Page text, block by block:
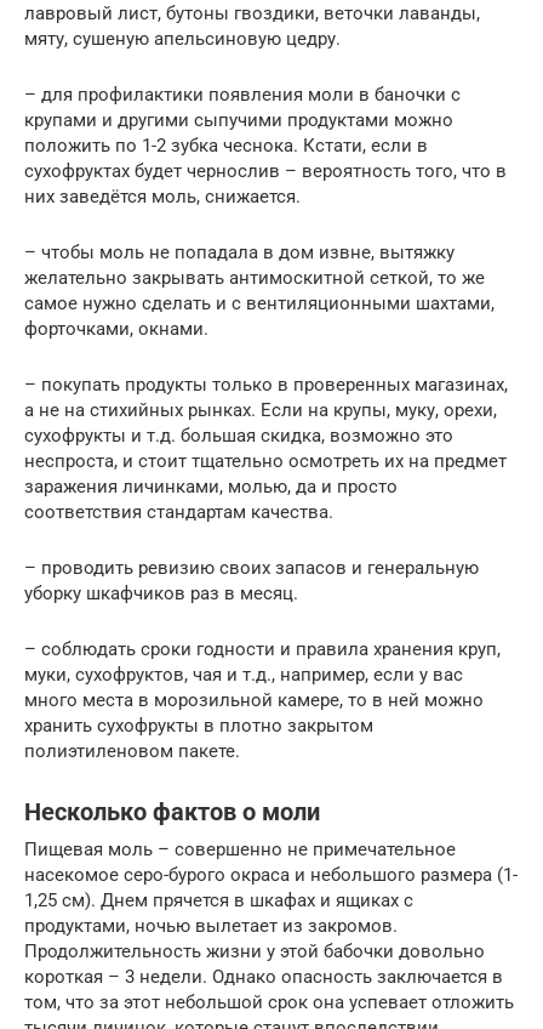
лавровый лист, бутоны гвоздики, веточки лаванды,
мяту, сушеную апельсиновую цедру.
– для профилактики появления моли в баночки с
крупами и другими сыпучими продуктами можно
положить по 1-2 зубка чеснока. Кстати, если в
сухофруктах будет чернослив – вероятность того, что в
них заведётся моль, снижается.
– чтобы моль не попадала в дом извне, вытяжку
желательно закрывать антимоскитной сеткой, то же
самое нужно сделать и с вентиляционными шахтами,
форточками, окнами.
– покупать продукты только в проверенных магазинах,
а не на стихийных рынках. Если на крупы, муку, орехи,
сухофрукты и т.д. большая скидка, возможно это
неспроста, и стоит тщательно осмотреть их на предмет
заражения личинками, молью, да и просто
соответствия стандартам качества.
– проводить ревизию своих запасов и генеральную
уборку шкафчиков раз в месяц.
– соблюдать сроки годности и правила хранения круп,
муки, сухофруктов, чая и т.д., например, если у вас
много места в морозильной камере, то в ней можно
хранить сухофрукты в плотно закрытом
полиэтиленовом пакете.
Несколько фактов о моли
Пищевая моль – совершенно не примечательное
насекомое серо-бурого окраса и небольшого размера (1-
1,25 см). Днем прячется в шкафах и ящиках с
продуктами, ночью вылетает из закромов.
Продолжительность жизни у этой бабочки довольно
короткая – 3 недели. Однако опасность заключается в
том, что за этот небольшой срок она успевает отложить